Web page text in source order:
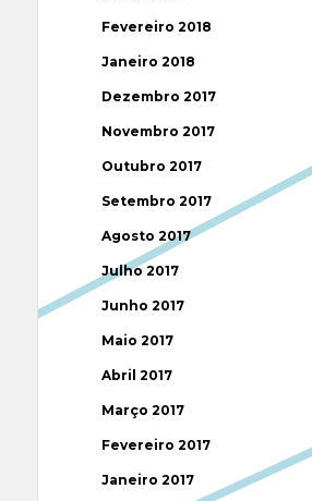
Fevereiro 2018
Janeiro 2018
Dezembro 2017
Novembro 2017
Outubro 2017
Setembro 2017
Agosto 2017
Julho 2017
Junho 2017
Maio 2017
Abril 2017
Março 2017
Fevereiro 2017
Janeiro 2017